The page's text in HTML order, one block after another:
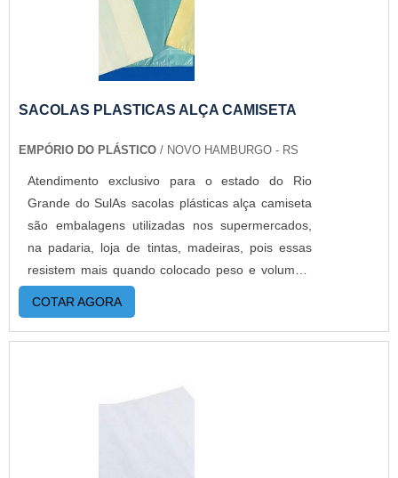
SACOLAS PLASTICAS ALÇA CAMISETA
EMPÓRIO DO PLÁSTICO / NOVO HAMBURGO - RS
Atendimento exclusivo para o estado do Rio
Grande do SulAs sacolas plásticas alça camiseta
são embalagens utilizadas nos supermercados,
na padaria, loja de tintas, madeiras, pois essas
resistem mais quando colocado peso e volumes.
É também muito utilizada em lojas de artigos para
casa, artigos com volumes maiores. Além disso, é
o modelo mais tradicional e mais visto no
sendo utilizado para transportar a grande maioria
COTAR AGORA